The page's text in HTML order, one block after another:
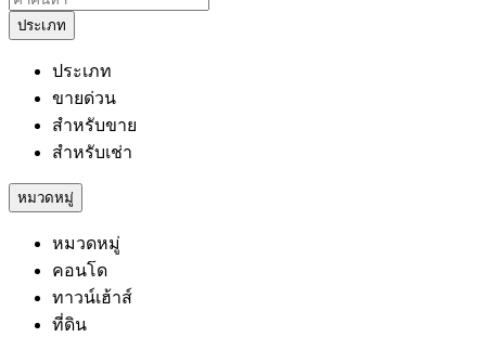
ประเภท
ประเภท
ขายด่วน
สำหรับขาย
สำหรับเช่า
หมวดหมู่
หมวดหมู่
คอนโด
ทาวน์เฮ้าส์
ที่ดิน